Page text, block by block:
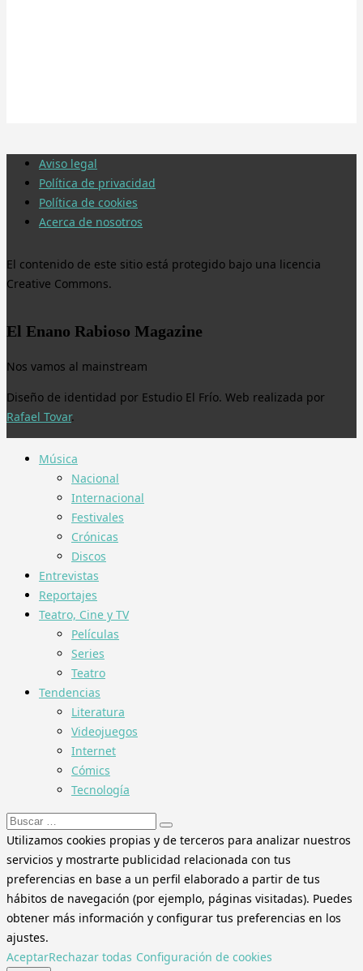
Aviso legal
Política de privacidad
Política de cookies
Acerca de nosotros
El contenido de este sitio está protegido bajo una licencia
Creative Commons.
El Enano Rabioso Magazine
Nos vamos al mainstream
Diseño de identidad por Estudio El Frío. Web realizada por
Rafael Tovar.
Música
Nacional
Internacional
Festivales
Crónicas
Discos
Entrevistas
Reportajes
Teatro, Cine y TV
Películas
Series
Teatro
Tendencias
Literatura
Videojuegos
Internet
Cómics
Tecnología
Buscar:
Utilizamos cookies propias y de terceros para analizar nuestros
servicios y mostrarte publicidad relacionada con tus
preferencias en base a un perfil elaborado a partir de tus
hábitos de navegación (por ejemplo, páginas visitadas). Puedes
obtener más información y configurar tus preferencias en los
ajustes.
AceptarRechazar todas Configuración de cookies